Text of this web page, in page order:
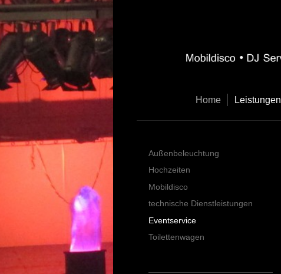
Home Leistungen
Außenbeleuchtung
Hochzeiten
Mobildisco
technische Dienstleistungen
Eventservice
Toilettenwagen